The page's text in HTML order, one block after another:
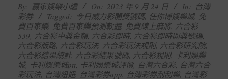
09-
24
By: 贏家娛樂小編 On: 2023 年 9 月 24 日 In: 台灣
彩券
Tagged: 今日威力彩開獎號碼, 任你博娛樂城, 免
費百家樂, 免費百家樂預測軟體, 免費線上麻將, 六合彩
539, 六合彩中獎金額, 六合彩即時, 六合彩即時開獎號碼,
六合彩版路, 六合彩玩法, 六合彩玩法規則, 六合彩研究院,
六合彩結果統計, 六合彩結果號碼, 六合彩規則, 卡利娛樂
城, 卡利娛樂城ptt, 卡利娛樂城評價, 台灣六合彩, 台灣六合
彩玩法, 台灣妞妞, 台灣彩券app, 台灣彩券刮刮樂, 台灣彩